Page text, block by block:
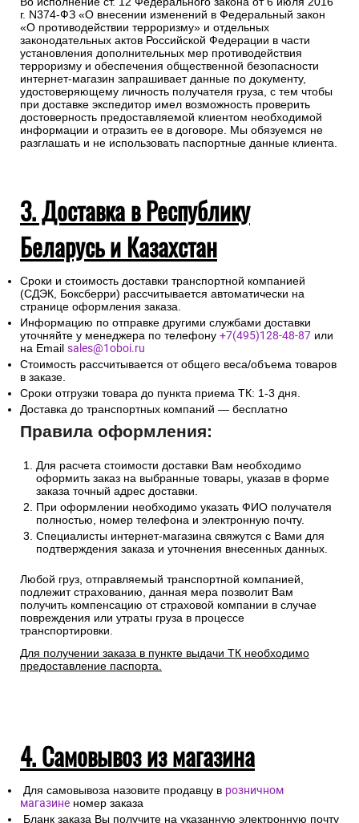
г. N374-ФЗ «О внесении изменений в Федеральный закон
«О противодействии терроризму» и отдельных
законодательных актов Российской Федерации в части
установления дополнительных мер противодействия
терроризму и обеспечения общественной безопасности
интернет-магазин запрашивает данные по документу,
удостоверяющему личность получателя груза, с тем чтобы
при доставке экспедитор имел возможность проверить
достоверность предоставляемой клиентом необходимой
информации и отразить ее в договоре. Мы обязуемся не
разглашать и не использовать паспортные данные клиента.
3. Доставка в Республику
Беларусь и Казахстан
Сроки и стоимость доставки транспортной компанией
(СДЭК, Боксберри) рассчитывается автоматически на
странице оформления заказа.
Информацию по отправке другими службами доставки
уточняйте у менеджера по телефону +7(495)128-48-87 или
на Email sales@1oboi.ru
Стоимость рассчитывается от общего веса/объема товаров
в заказе.
Сроки отгрузки товара до пункта приема ТК: 1-3 дня.
Доставка до транспортных компаний — бесплатно
Правила оформления:
Для расчета стоимости доставки Вам необходимо
оформить заказ на выбранные товары, указав в форме
заказа точный адрес доставки.
При оформлении необходимо указать ФИО получателя
полностью, номер телефона и электронную почту.
Специалисты интернет-магазина свяжутся с Вами для
подтверждения заказа и уточнения внесенных данных.
Любой груз, отправляемый транспортной компанией,
подлежит страхованию, данная мера позволит Вам
получить компенсацию от страховой компании в случае
повреждения или утраты груза в процессе
транспортировки.
Для получении заказа в пункте выдачи ТК необходимо
предоставление паспорта.
4. Самовывоз из магазина
Для самовывоза назовите продавцу в розничном
магазине номер заказа
Бланк заказа Вы получите на указанную электронную почту